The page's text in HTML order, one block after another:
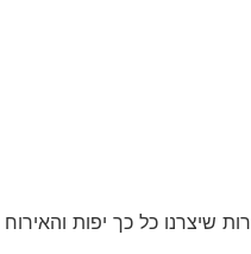
שיצרנו כל כך יפות והאירוח